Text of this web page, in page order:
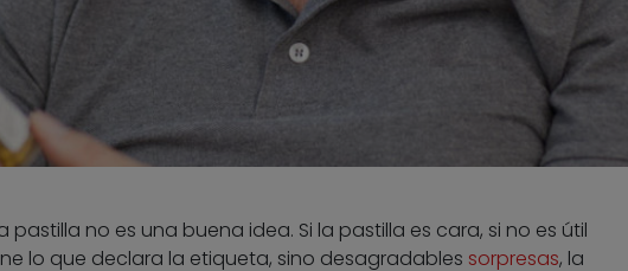
no es una buena idea. Si la pastilla es cara, si no es útil
lo que declara la etiqueta, sino desagradables sorpresas, la